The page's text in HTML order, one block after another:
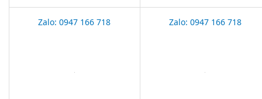
Zalo: 0947 166 718 Zalo: 0947 166 718